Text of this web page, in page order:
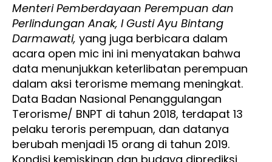
Menteri Pemberdayaan Perempuan dan
Perlindungan Anak, I Gusti Ayu Bintang
Darmawati, yang juga berbicara dalam
acara open mic ini ini menyatakan bahwa
data menunjukkan keterlibatan perempuan
dalam aksi terorisme memang meningkat.
Data Badan Nasional Penanggulangan
Terorisme/ BNPT di tahun 2018, terdapat 13
pelaku teroris perempuan, dan datanya
berubah menjadi 15 orang di tahun 2019.